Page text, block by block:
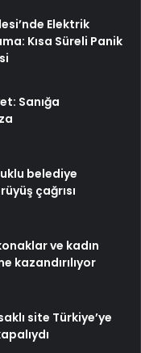
Elektrik
Kısa Süreli Panik
Sanığa
belediye
çağrısı
ve kadın
kazandırılıyor
site Türkiye’ye